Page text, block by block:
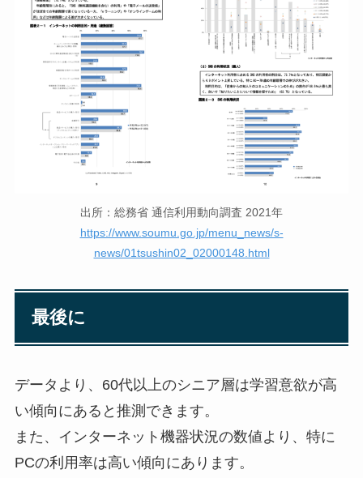
出所：総務省 通信利用動向調査 2021年
https://www.soumu.go.jp/menu_news/s-
news/01tsushin02_02000148.html
最後に
データより、60代以上のシニア層は学習意欲が高
い傾向にあると推測できます。
また、インターネット機器状況の数値より、特に
PCの利用率は高い傾向にあります。